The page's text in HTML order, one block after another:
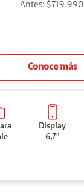
Antes: $719.990
Conoce más
Display
6,7"